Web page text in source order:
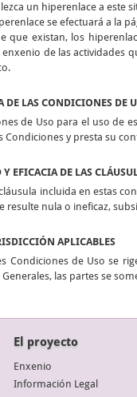
un hiperenlace a este
se efectuará a la
que existan, los
de las actividades
DE LAS CONDICIONES DE
de Uso para el uso de
Condiciones y presta su
EFICACIA DE LAS
incluida en estas
resulte nula o ineficaz,
APLICABLES
Condiciones de Uso se
las partes se
El proyecto
Enxenio
Información Legal